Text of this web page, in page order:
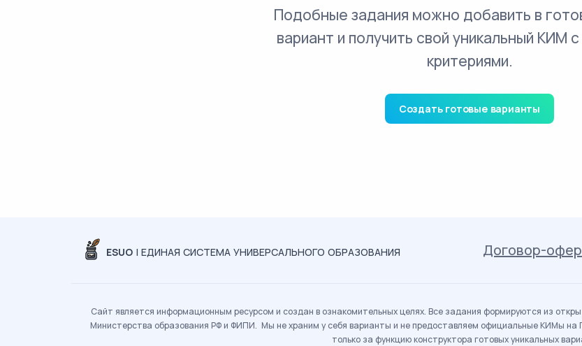
Подобные задания можно добавить в
вариант и получить свой уникальный КИМ
критериями.
Создать готовые варианты
ESUO | ЕДИНАЯ СИСТЕМА УНИВЕРСАЛЬНОГО ОБРАЗОВАНИЯ Договор-
Сайт является информационным ресурсом и создан в ознакомительных целях. Все задания формируются из
Министерства образования РФ и ФИПИ. Мы не храним у себя варианты и не предоставляем официальные КИМы на
только за функцию конструктора готовых уникальных